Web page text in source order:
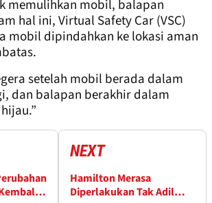
memulihkan mobil, balapan
hal ini, Virtual Safety Car (VSC)
mobil dipindahkan ke lokasi aman
setelah mobil berada dalam
dan balapan berakhir dalam
NEXT
Hamilton Merasa
Diperlakukan Tak Adil